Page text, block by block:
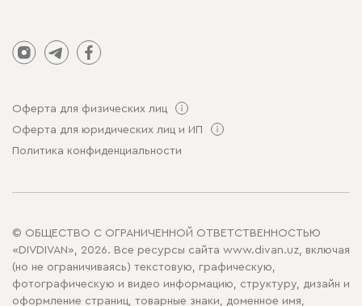
Оферта для физических лиц
Оферта для юридических лиц и ИП
Политика конфиденциальности
© ОБЩЕСТВО С ОГРАНИЧЕННОЙ ОТВЕТСТВЕННОСТЬЮ
«DIVDIVAN», 2026. Все ресурсы сайта www.divan.uz, включая
(но не ограничиваясь) текстовую, графическую,
фотографическую и видео информацию, структуру, дизайн и
оформление страниц, товарные знаки, доменное имя,